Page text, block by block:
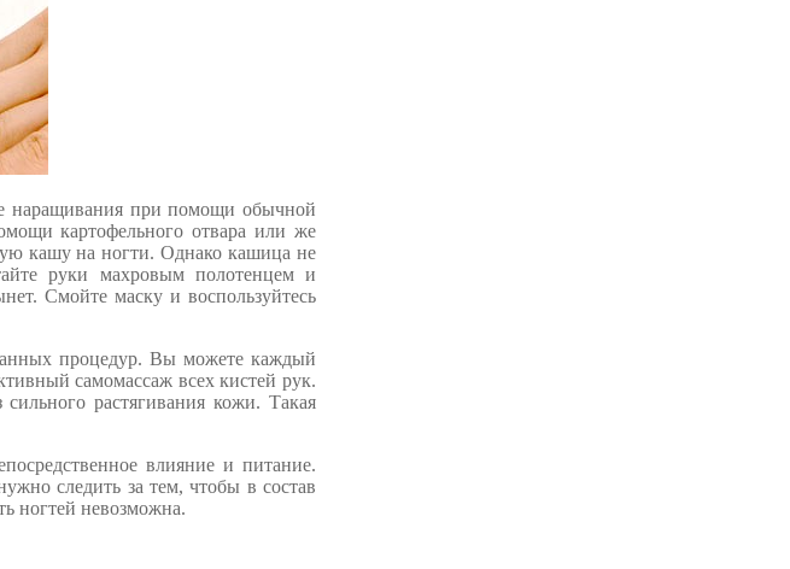
наращивания при помощи обычной
картофельного отвара или же
кашу на ногти. Однако кашица не
руки махровым полотенцем и
Смойте маску и воспользуйтесь
процедур. Вы можете каждый
самомассаж всех кистей рук.
растягивания кожи. Такая
влияние и питание.
следить за тем, чтобы в состав
ногтей невозможна.